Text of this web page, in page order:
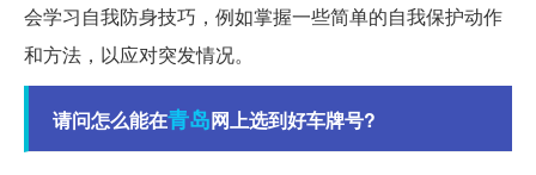
会学习自我防身技巧，例如掌握一些简单的自我保护动作
和方法，以应对突发情况。
请问怎么能在青岛网上选到好车牌号?